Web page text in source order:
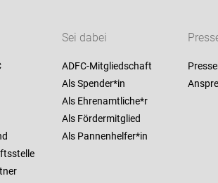
Sei dabei
ADFC-Mitgliedschaft
Als Spender*in
Als Ehrenamtliche*r
Als Fördermitglied
Als Pannenhelfer*in